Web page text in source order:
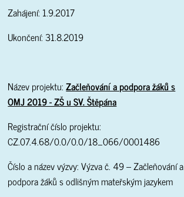
Zahájení: 1.9.2017
Ukončení: 31.8.2019
Název projektu:Začleňování a podpora žáků s
OMJ 2019 - ZŠ u SV. Štěpána
Registrační číslo projektu:
CZ.07.4.68/0.0/0.0/18_066/0001486
Číslo a název výzvy: Výzva č. 49 – Začleňování a
podpora žáků s odlišným mateřským jazykem